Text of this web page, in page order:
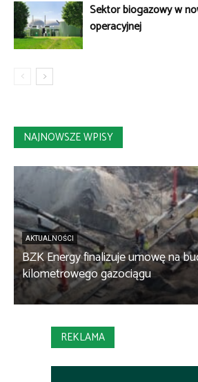
Sektor biogazowy w
operacyjnej
NAJNOWSZE WPISY
AKTUALNOŚCI
BZK Energy finalizuje umowę na
kilometrowego gazociągu
REKLAMA